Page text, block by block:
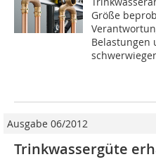
Größe
Belastungen
Ausgabe 06/2012
Trinkwassergüte